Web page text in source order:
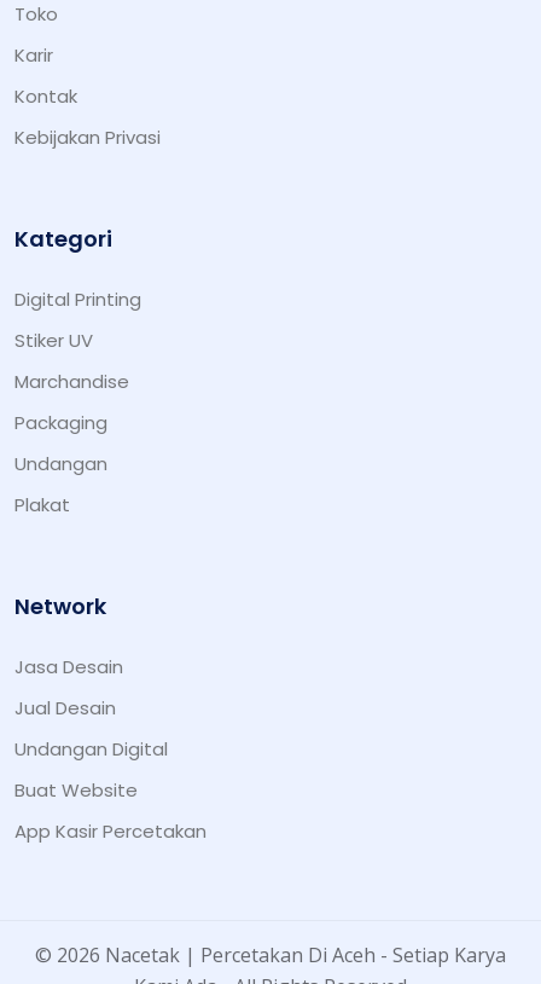
Toko
Karir
Kontak
Kebijakan Privasi
Kategori
Digital Printing
Stiker UV
Marchandise
Packaging
Undangan
Plakat
Network
Jasa Desain
Jual Desain
Undangan Digital
Buat Website
App Kasir Percetakan
© 2026 Nacetak | Percetakan Di Aceh - Setiap Karya